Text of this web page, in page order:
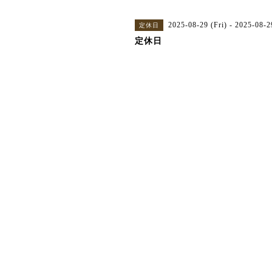
定休日 2025-08-29 (Fri) - 2025-08-
定休日